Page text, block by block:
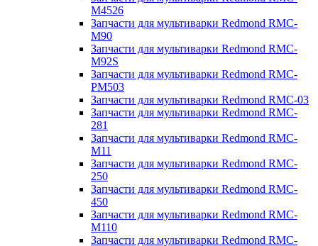
M4526
Запчасти для мультиварки Redmond RMC-
M90
Запчасти для мультиварки Redmond RMC-
M92S
Запчасти для мультиварки Redmond RMC-
PM503
Запчасти для мультиварки Redmond RMC-03
Запчасти для мультиварки Redmond RMC-
281
Запчасти для мультиварки Redmond RMC-
M11
Запчасти для мультиварки Redmond RMC-
250
Запчасти для мультиварки Redmond RMC-
450
Запчасти для мультиварки Redmond RMC-
M110
Запчасти для мультиварки Redmond RMC-